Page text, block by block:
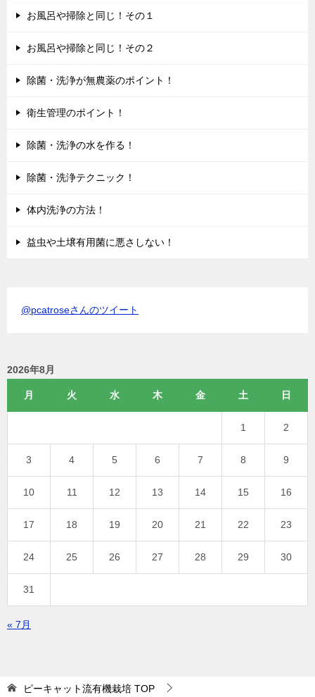
お風呂や掃除と同じ！その１
お風呂や掃除と同じ！その２
除菌・洗浄が無農薬のポイント！
衛生管理のポイント！
除菌・洗浄の水を作る！
除菌・洗浄テクニック！
体内洗浄の方法！
益虫や土壌有用菌に悪さしない！
@pcatroseさんのツイート
2026年8月
月 火 水 木 金 土 日
1 2
3 4 5 6 7 8 9
10 11 12 13 14 15 16
17 18 19 20 21 22 23
24 25 26 27 28 29 30
31
« 7月
ピーキャット流有機栽培 TOP